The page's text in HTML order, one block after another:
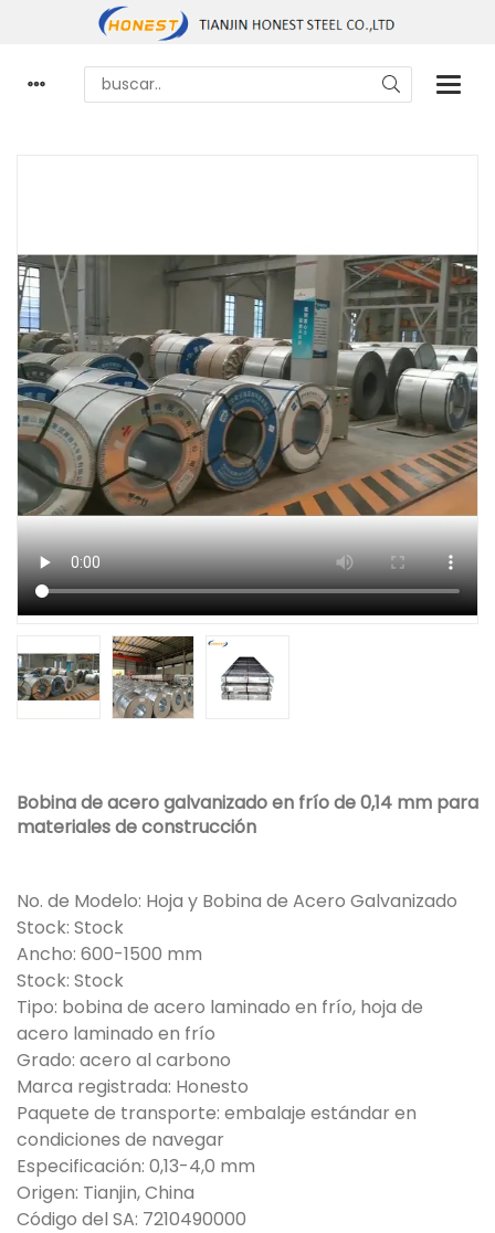
Bobina de acero galvanizado en frío de 0,14 mm para
materiales de construcción
No. de Modelo: Hoja y Bobina de Acero Galvanizado
Stock: Stock
Ancho: 600-1500 mm
Stock: Stock
Tipo: bobina de acero laminado en frío, hoja de
acero laminado en frío
Grado: acero al carbono
Marca registrada: Honesto
Paquete de transporte: embalaje estándar en
condiciones de navegar
Especificación: 0,13-4,0 mm
Origen: Tianjin, China
Código del SA: 7210490000